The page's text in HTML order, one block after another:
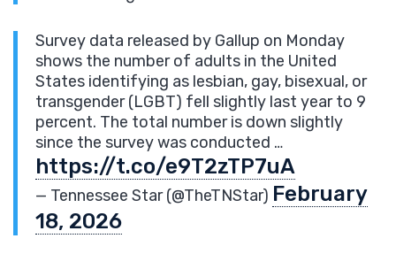
Survey data released by Gallup on Monday
shows the number of adults in the United
States identifying as lesbian, gay, bisexual, or
transgender (LGBT) fell slightly last year to 9
percent. The total number is down slightly
since the survey was conducted …
https://t.co/e9T2zTP7uA
— Tennessee Star (@TheTNStar) February
18, 2026